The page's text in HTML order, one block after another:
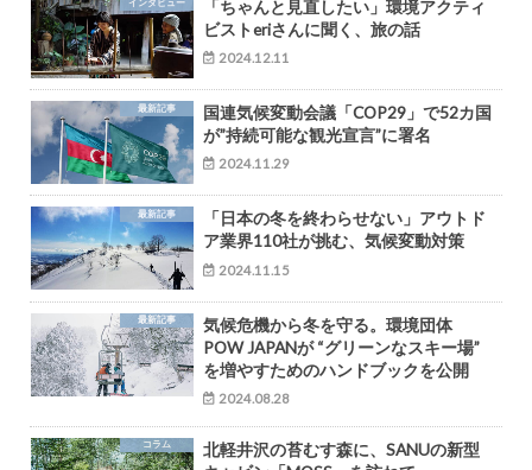
「ちゃんと見直したい」環境アクティ
ビストeriさんに聞く、旅の話
2024.12.11
最新記事
国連気候変動会議「COP29」で52カ国
が”持続可能な観光宣言”に署名
2024.11.29
最新記事
「日本の冬を終わらせない」アウトド
ア業界110社が挑む、気候変動対策
2024.11.15
最新記事
気候危機から冬を守る。環境団体
POW JAPANが “グリーンなスキー場”
を増やすためのハンドブックを公開
2024.08.28
コラム
北軽井沢の苔むす森に、SANUの新型